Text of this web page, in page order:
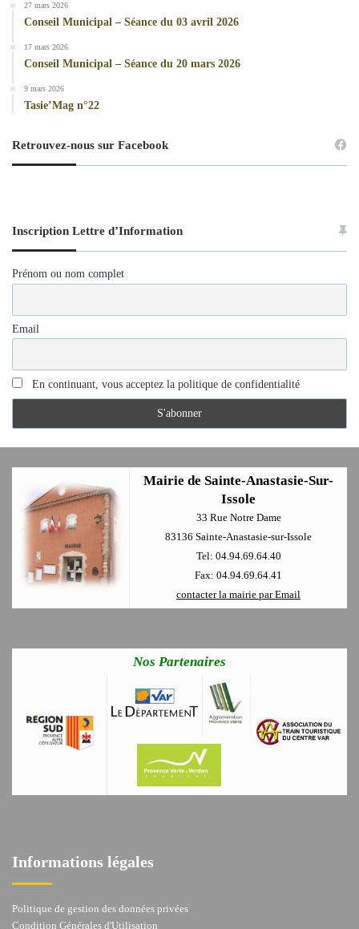
27 mars 2026
Conseil Municipal – Séance du 03 avril 2026
17 mars 2026
Conseil Municipal – Séance du 20 mars 2026
9 mars 2026
Tasie’Mag n°22
Retrouvez-nous sur Facebook
Inscription Lettre d’Information
Prénom ou nom complet
Email
En continuant, vous acceptez la politique de confidentialité
Mairie de Sainte-Anastasie-Sur-
Issole
33 Rue Notre Dame
83136 Sainte-Anastasie-sur-Issole
Tel: 04.94.69.64.40
Fax: 04.94.69.64.41
contacter la mairie par Email
Nos Partenaires
Informations légales
Politique de gestion des données privées
Condition Générales d'Utilisation